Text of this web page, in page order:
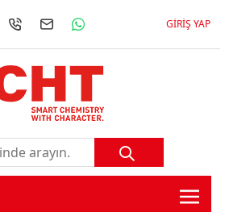
GIRIŞ YAP